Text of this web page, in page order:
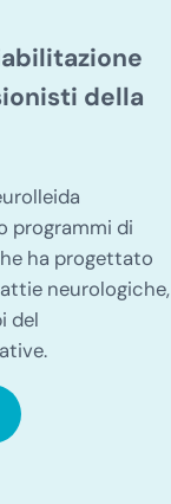
della
programmi di
ha progettato
neurologiche,
del